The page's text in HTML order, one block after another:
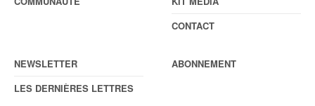
CONTACT
NEWSLETTER
LES DERNIÈRES LETTRES
ABONNEMENT